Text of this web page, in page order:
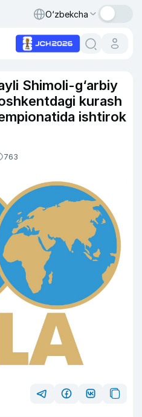
O‘zbekcha
Shimoli-g‘arbiy
kurash
ishtirok
763